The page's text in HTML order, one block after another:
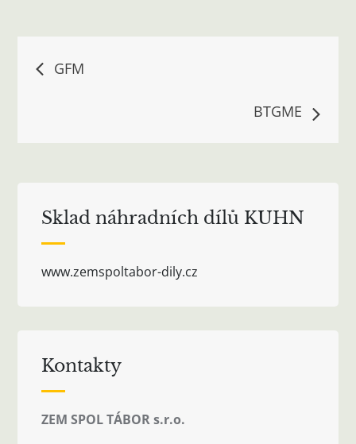
Navigace
GFM
BTGME
Sklad náhradních dílů KUHN
www.zemspoltabor-dily.cz
Kontakty
ZEM SPOL TÁBOR s.r.o.